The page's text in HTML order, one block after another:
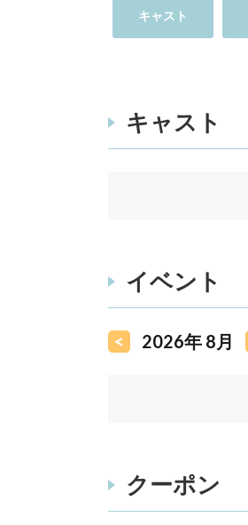
キャスト
キャスト
イベント
< 2026年 8月
クーポン